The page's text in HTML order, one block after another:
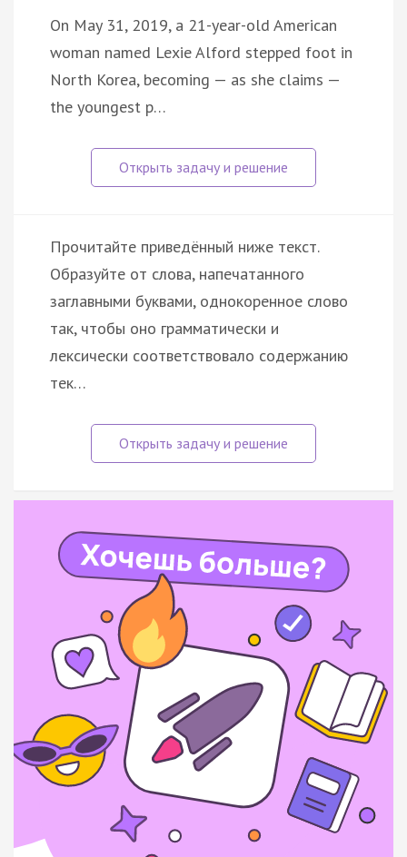
On May 31, 2019, a 21-year-old American
woman named Lexie Alford stepped foot in
North Korea, becoming — as she claims —
the youngest p…
Прочитайте приведённый ниже текст.
Образуйте от слова, напечатанного
заглавными буквами, однокоренное слово
так, чтобы оно грамматически и
лексически соответствовало содержанию
тек…